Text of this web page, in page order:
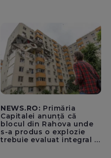
NEWS.RO: Primăria
Capitalei anunță că
blocul din Rahova unde
s-a produs o explozie
trebuie evaluat integral și